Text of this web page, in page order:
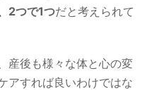
2つで1つだと考えられて
産後も様々な体と心の変
アすれば良いわけではな